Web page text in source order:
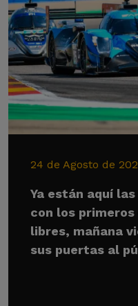
24 de Agosto de
Ya están aquí
con los
libres, mañana
sus puertas al